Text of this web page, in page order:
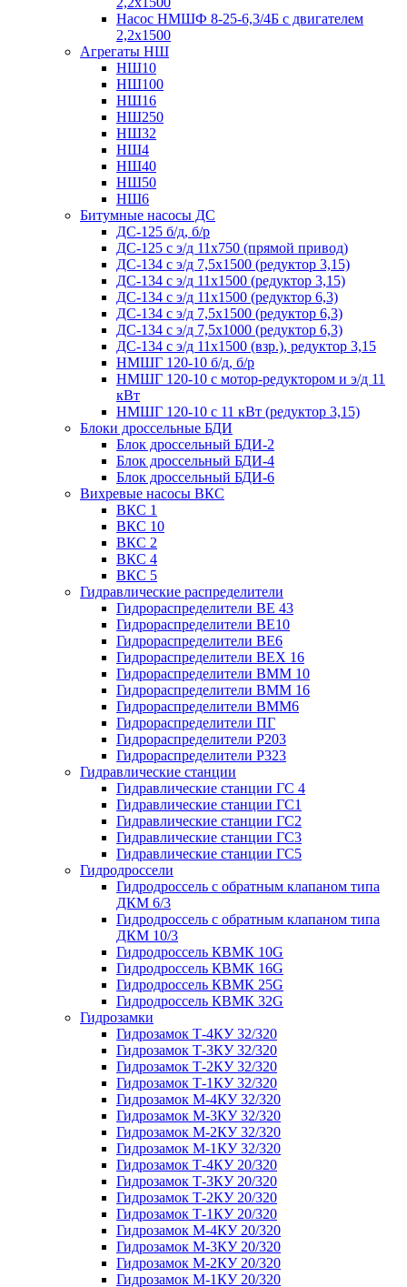
Насос НМШФ 8-25-6,3/4Б с двигателем
2,2х1500
Агрегаты НШ
НШ10
НШ100
НШ16
НШ250
НШ32
НШ4
НШ40
НШ50
НШ6
Битумные насосы ДС
ДС-125 б/д, б/р
ДС-125 с э/д 11х750 (прямой привод)
ДС-134 с э/д 7,5х1500 (редуктор 3,15)
ДС-134 с э/д 11х1500 (редуктор 3,15)
ДС-134 с э/д 11х1500 (редуктор 6,3)
ДС-134 с э/д 7,5х1500 (редуктор 6,3)
ДС-134 с э/д 7,5х1000 (редуктор 6,3)
ДС-134 с э/д 11х1500 (взр.), редуктор 3,15
НМШГ 120-10 б/д, б/р
НМШГ 120-10 с мотор-редуктором и э/д 11
кВт
НМШГ 120-10 с 11 кВт (редуктор 3,15)
Блоки дроссельные БДИ
Блок дроссельный БДИ-2
Блок дроссельный БДИ-4
Блок дроссельный БДИ-6
Вихревые насосы ВКС
ВКС 1
ВКС 10
ВКС 2
ВКС 4
ВКС 5
Гидравлические распределители
Гидрораспределители ВЕ 43
Гидрораспределители ВЕ10
Гидрораспределители ВЕ6
Гидрораспределители ВЕХ 16
Гидрораспределители ВММ 10
Гидрораспределители ВММ 16
Гидрораспределители ВММ6
Гидрораспределители ПГ
Гидрораспределители Р203
Гидрораспределители Р323
Гидравлические станции
Гидравлические станции ГС 4
Гидравлические станции ГС1
Гидравлические станции ГС2
Гидравлические станции ГС3
Гидравлические станции ГС5
Гидродроссели
Гидродроссель с обратным клапаном типа
ДКМ 6/3
Гидродроссель с обратным клапаном типа
ДКМ 10/3
Гидродроссель КВМК 10G
Гидродроссель КВМК 16G
Гидродроссель КВМК 25G
Гидродроссель КВМК 32G
Гидрозамки
Гидрозамок Т-4КУ 32/320
Гидрозамок Т-3КУ 32/320
Гидрозамок Т-2КУ 32/320
Гидрозамок Т-1КУ 32/320
Гидрозамок М-4КУ 32/320
Гидрозамок М-3КУ 32/320
Гидрозамок М-2КУ 32/320
Гидрозамок М-1КУ 32/320
Гидрозамок Т-4КУ 20/320
Гидрозамок Т-3КУ 20/320
Гидрозамок Т-2КУ 20/320
Гидрозамок Т-1КУ 20/320
Гидрозамок М-4КУ 20/320
Гидрозамок М-3КУ 20/320
Гидрозамок М-2КУ 20/320
Гидрозамок М-1КУ 20/320